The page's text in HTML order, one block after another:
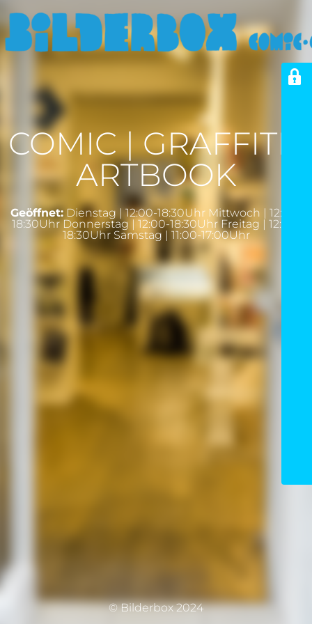
COMIC | GRAFFITI |
ARTBOOK
Geöffnet: Dienstag | 12:00-18:30Uhr Mittwoch | 12:00-
18:30Uhr Donnerstag | 12:00-18:30Uhr Freitag | 12:00-
18:30Uhr Samstag | 11:00-17:00Uhr
© Bilderbox 2024